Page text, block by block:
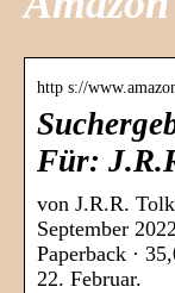
http s://
Für:
von J.R.R.
September
Paperback ·
22. Februar.